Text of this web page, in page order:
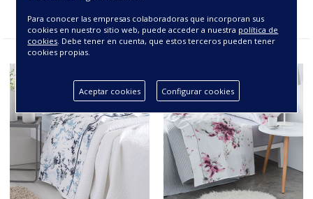
Para conocer las empresas colaboradoras que incorporan sus
cookies en nuestro sitio web, puede acceder a nuestra política de
cookies. Debe tener en cuenta, que estos terceros pueden tener
cookies propias.
Aceptar cookies Configurar cookies